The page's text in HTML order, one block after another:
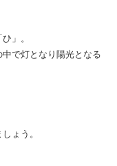
」。
で灯となり陽光となる
ょう。